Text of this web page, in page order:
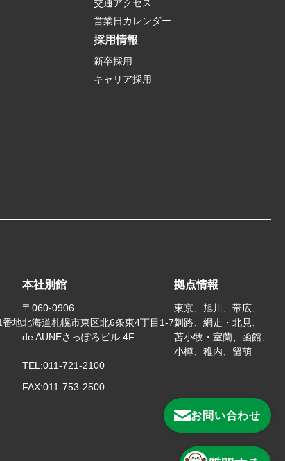
お問い合わせ
交通アクセス
営業日カレンダー
採用情報
新卒採用
キャリア採用
番地
本社別館
〒060-0906
北海道札幌市東区北6条東4丁目1-7
de AUNEさっぽろビル 4F
TEL:011-721-2100
FAX:011-753-2500
拠点情報
東京、旭川、帯広、
釧路、網走・北見、
苫小牧・室蘭、函館、
小樽、稚内、留萌